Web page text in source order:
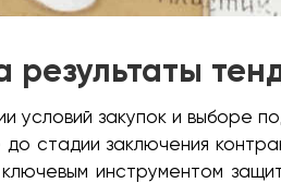
закупок и выборе
стадии заключения
инструментом